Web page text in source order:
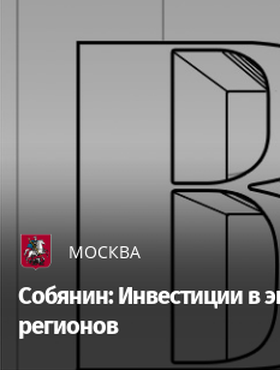
МОСКВА
Собянин: Инвестиции в
регионов